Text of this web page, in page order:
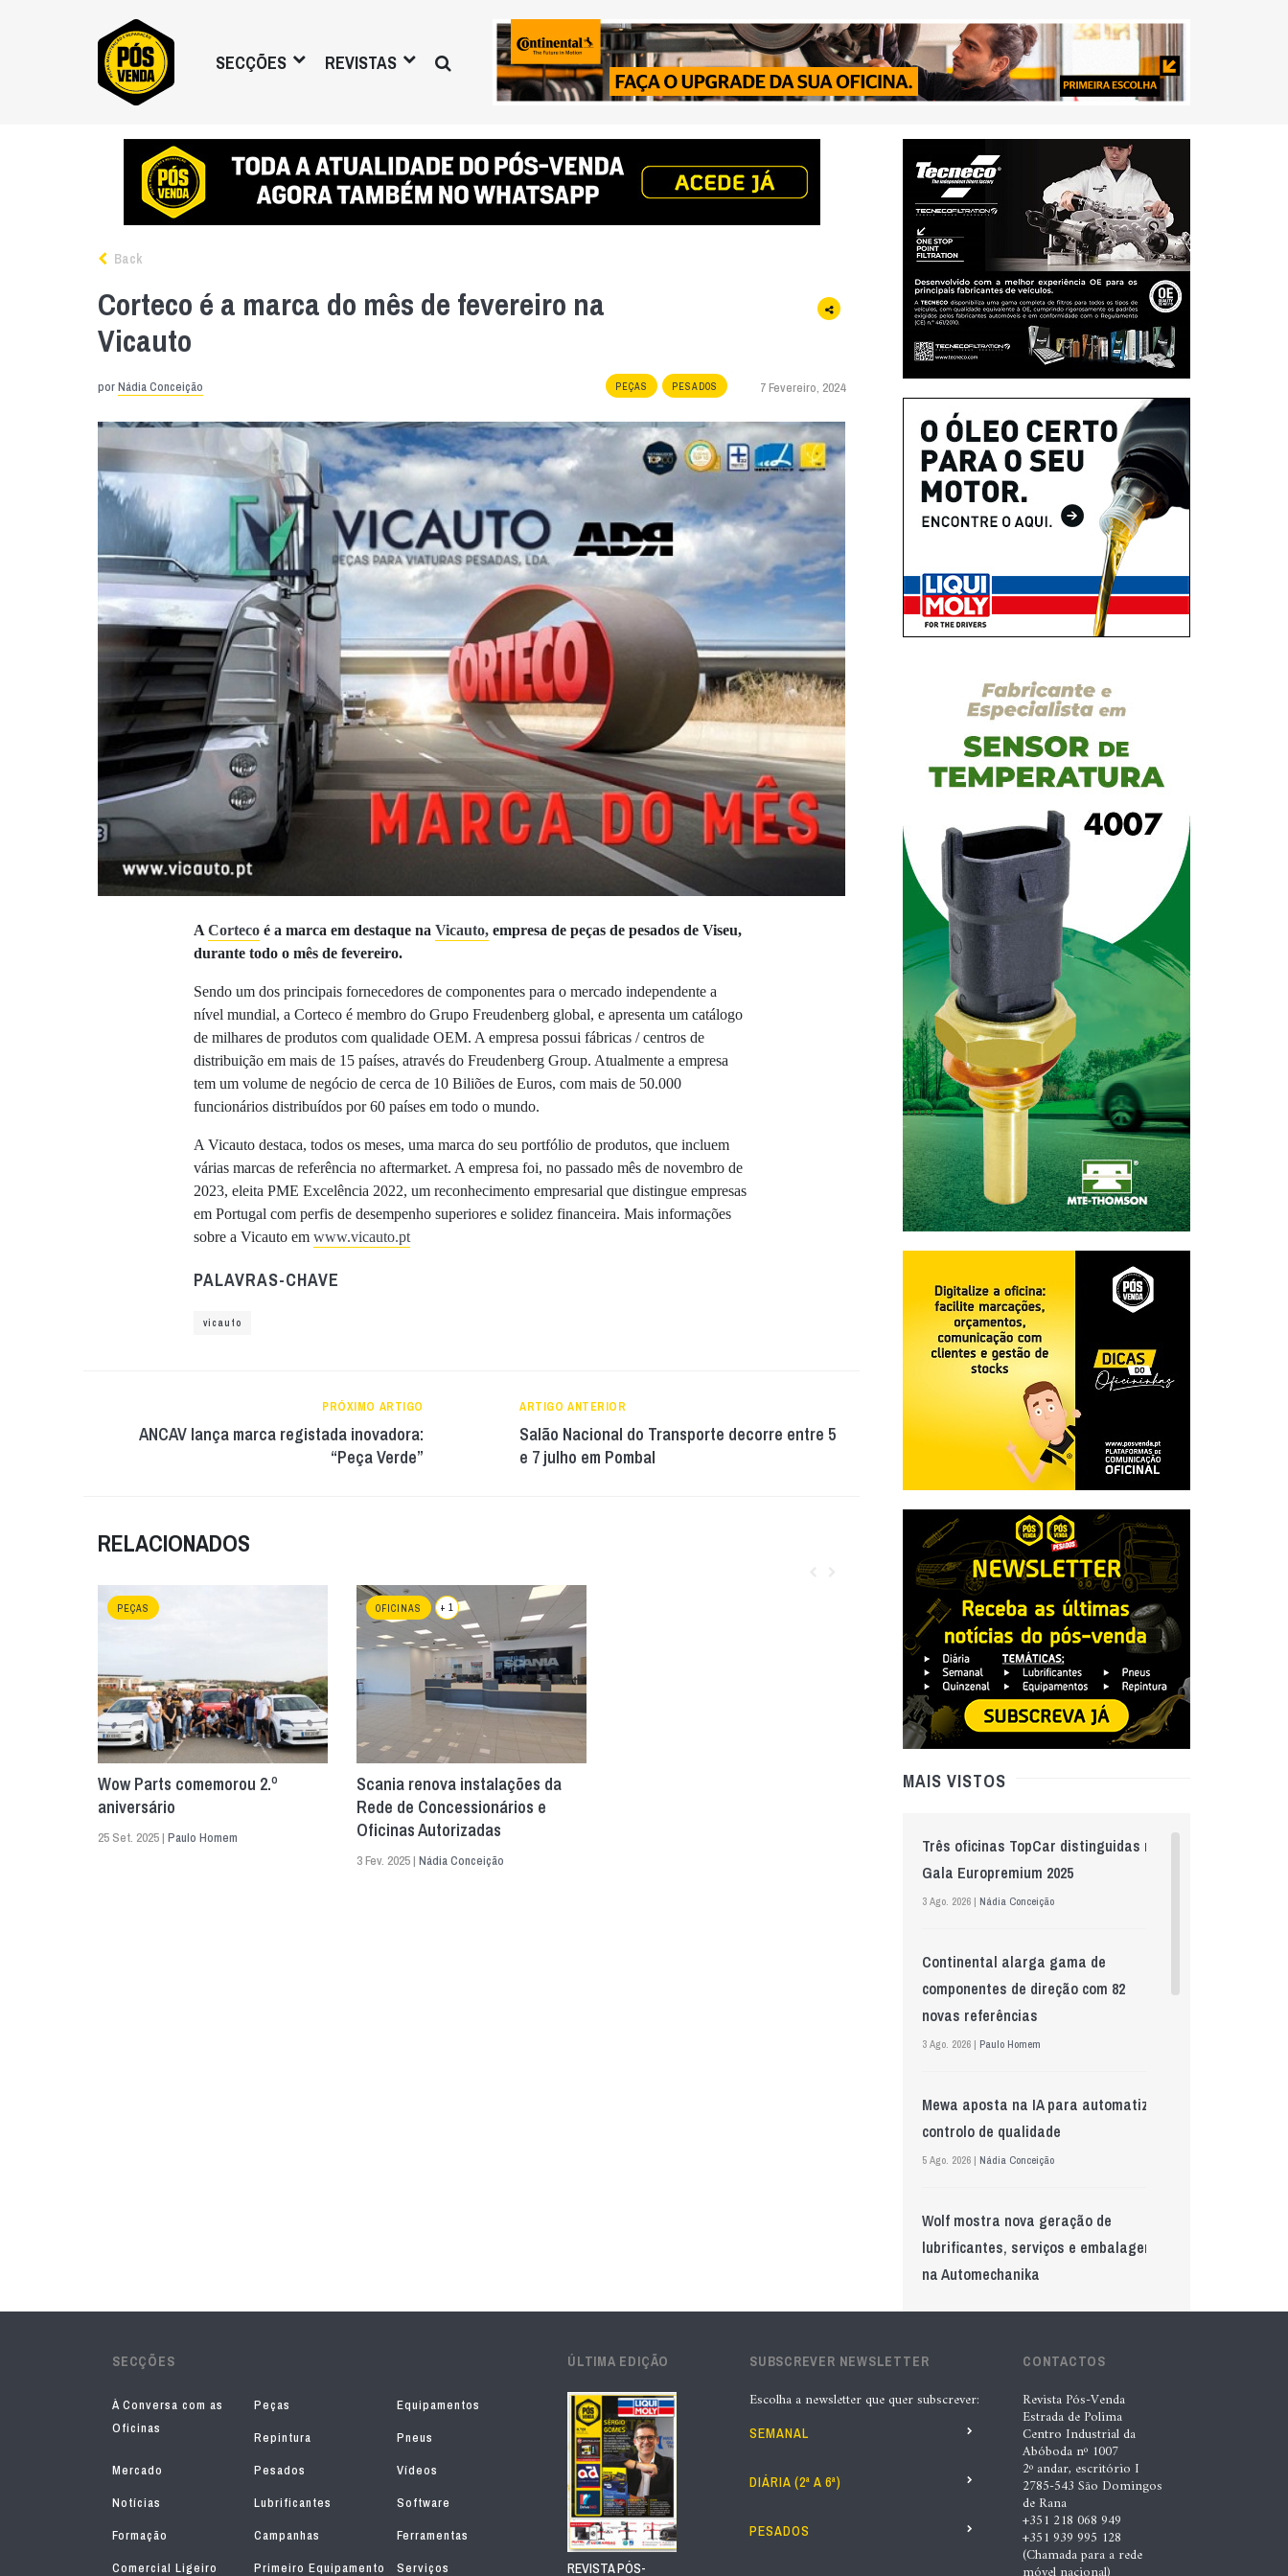
SECÇÕES REVISTAS
Back
Corteco é a marca do mês de fevereiro na
Vicauto
porNádia Conceição PEÇAS PESADOS 7 Fevereiro, 2024
A Corteco é a marca em destaque na Vicauto, empresa de peças de pesados de Viseu,
durante todo o mês de fevereiro.
Sendo um dos principais fornecedores de componentes para o mercado independente a
nível mundial, a Corteco é membro do Grupo Freudenberg global, e apresenta um catálogo
de milhares de produtos com qualidade OEM. A empresa possui fábricas / centros de
distribuição em mais de 15 países, através do Freudenberg Group. Atualmente a empresa
tem um volume de negócio de cerca de 10 Biliões de Euros, com mais de 50.000
funcionários distribuídos por 60 países em todo o mundo.
A Vicauto destaca, todos os meses, uma marca do seu portfólio de produtos, que incluem
várias marcas de referência no aftermarket. A empresa foi, no passado mês de novembro de
2023, eleita PME Excelência 2022, um reconhecimento empresarial que distingue empresas
em Portugal com perfis de desempenho superiores e solidez financeira. Mais informações
sobre a Vicauto em www.vicauto.pt
PALAVRAS-CHAVE
vicauto
PRÓXIMO ARTIGO
ANCAV lança marca registada inovadora:
“Peça Verde”
ARTIGO ANTERIOR
Salão Nacional do Transporte decorre entre 5
e 7 julho em Pombal
RELACIONADOS
PEÇAS
Wow Parts comemorou 2.º
aniversário
25 Set. 2025 | Paulo Homem
OFICINAS + 1
Scania renova instalações da
Rede de Concessionários e
Oficinas Autorizadas
3 Fev. 2025 | Nádia Conceição
MAIS VISTOS
Três oficinas TopCar distinguidas na
Gala Europremium 2025
3 Ago. 2026 | Nádia Conceição
Continental alarga gama de
componentes de direção com 82
novas referências
3 Ago. 2026 | Paulo Homem
Mewa aposta na IA para automatizar
controlo de qualidade
5 Ago. 2026 | Nádia Conceição
Wolf mostra nova geração de
lubrificantes, serviços e embalagens
na Automechanika
GS Pro Tyres assume representação
exclusiva da Laufenn em Portugal
Paulo Homem
Acionistas da AkzoNobel e da Axalta
6 Ago. 2026 | Paulo Homem
SECÇÕES
À Conversa com as
Oficinas
Peças
Equipamentos
Repintura
Pneus
Mercado
Pesados
Vídeos
Notícias
Lubrificantes
Software
Formação
Campanhas
Ferramentas
Comercial Ligeiro
Primeiro Equipamento Serviços
ÚLTIMA EDIÇÃO
REVISTA PÓS-
SUBSCREVER NEWSLETTER
Escolha a newsletter que quer subscrever:
SEMANAL
DIÁRIA (2ª A 6ª)
PESADOS
CONTACTOS
Revista Pós-Venda
Estrada de Polima
Centro Industrial da
Abóboda nº 1007
2º andar, escritório I
2785-543 São Domingos
de Rana
+351 218 068 949
+351 939 995 128
(Chamada para a rede